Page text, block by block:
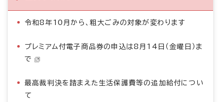
令和8年10月から、粗大ごみの対象が変わります
プレミアム付電子商品券の申込は8月14日（金曜日）ま
で
最高裁判決を踏まえた生活保護費等の追加給付につい
て